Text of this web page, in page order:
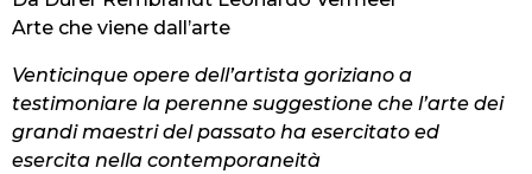
Arte che viene dall’arte
Venticinque opere dell’artista goriziano a
testimoniare la perenne suggestione che l’arte dei
grandi maestri del passato ha esercitato ed
esercita nella contemporaneità